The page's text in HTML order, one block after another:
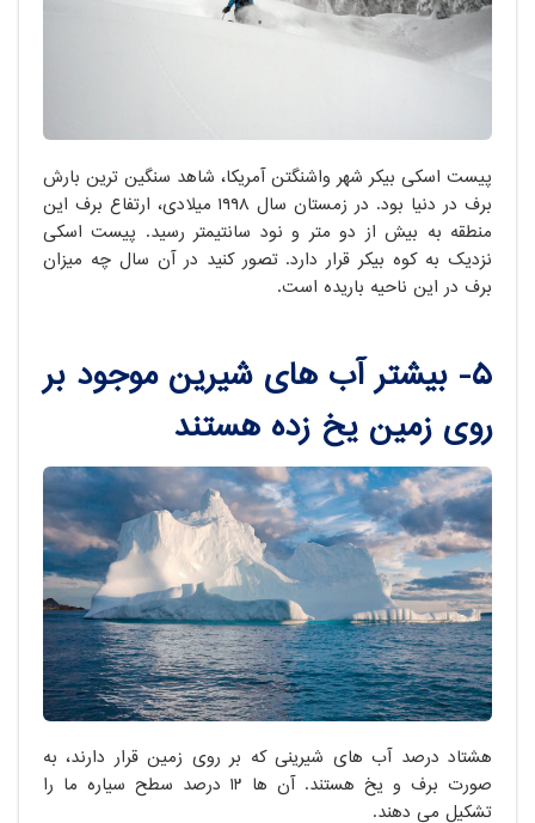
پیست اسکی بیکر شهر واشنگتن آمریکا، شاهد سنگین ترین بارش
برف در دنیا بود. در زمستان سال ۱۹۹۸ میلادی، ارتفاع برف این
منطقه به بیش از دو متر و نود سانتیمتر رسید. پیست اسکی
نزدیک به کوه بیکر قرار دارد. تصور کنید در آن سال چه میزان
برف در این ناحیه باریده است.
۵- بیشتر آب های شیرین موجود بر
روی زمین یخ زده هستند
هشتاد درصد آب های شیرینی که بر روی زمین قرار دارند، به
صورت برف و یخ هستند. آن ها ۱۲ درصد سطح سیاره ما را
تشکیل می دهند.